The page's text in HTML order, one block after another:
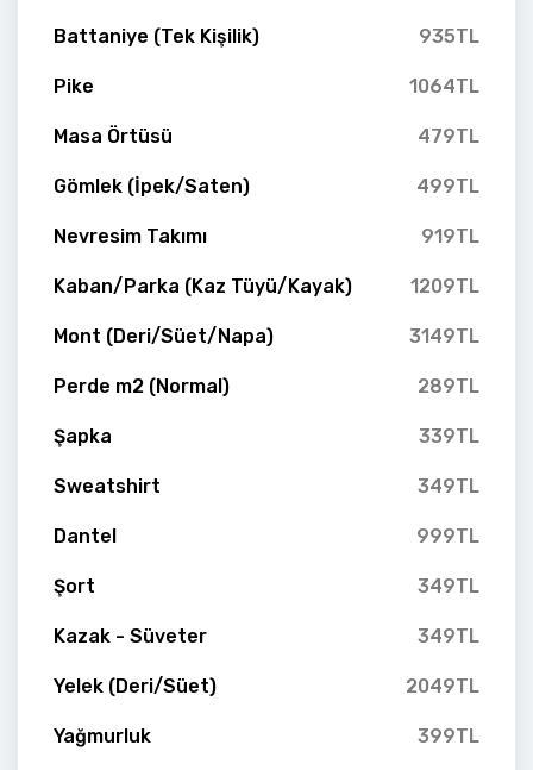
Battaniye (Tek Kişilik) 935TL
Pike 1064TL
Masa Örtüsü 479TL
Gömlek (İpek/Saten) 499TL
Nevresim Takımı 919TL
Kaban/Parka (Kaz Tüyü/Kayak) 1209TL
Mont (Deri/Süet/Napa) 3149TL
Perde m2 (Normal) 289TL
Şapka 339TL
Sweatshirt 349TL
Dantel 999TL
Şort 349TL
Kazak - Süveter 349TL
Yelek (Deri/Süet) 2049TL
Yağmurluk 399TL